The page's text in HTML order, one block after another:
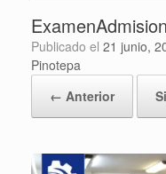
Publicado el 21 junio,
Pinotepa
← Anterior